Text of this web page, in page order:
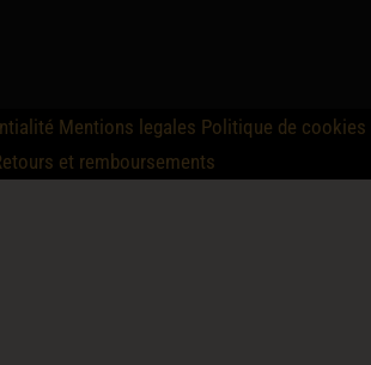
Mentions legales Politique de cookies
et remboursements